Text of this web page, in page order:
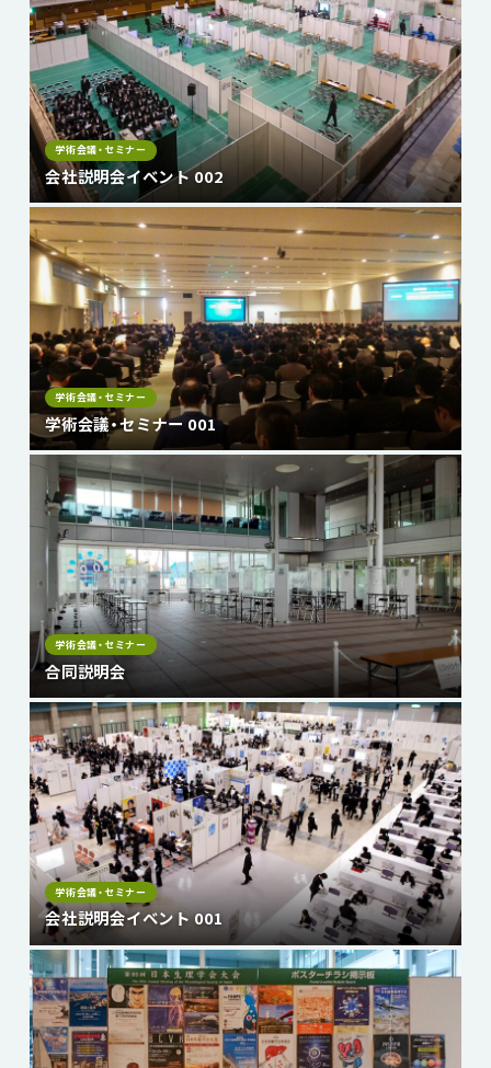
学術会議・セミナー
会社説明会イベント 002
学術会議・セミナー
学術会議・セミナー 001
学術会議・セミナー
合同説明会
学術会議・セミナー
会社説明会イベント 001